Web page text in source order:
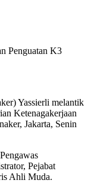
Yassierli melantik
Ketenagakerjaan
Jakarta, Senin
Pejabat
Ahli Muda.